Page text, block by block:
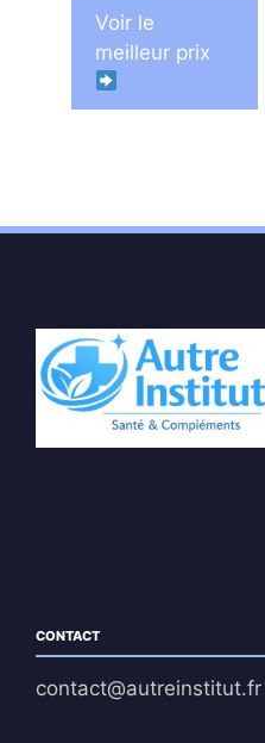
était :
68,90 €.25,80 €.
Voir le
meilleur prix
CONTACT
contact@autreinstitut.fr